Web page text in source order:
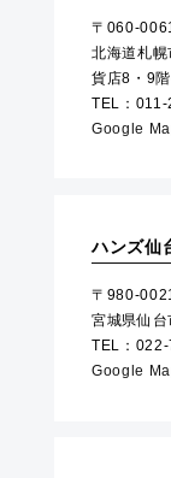
〒060-0061
北海道札
貨店8・9
TEL：011-
Google
ハンズ仙
〒980-0021
宮城県仙
TEL：
Google